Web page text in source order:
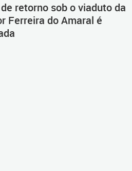
retorno sob o viaduto da
Ferreira do Amaral é